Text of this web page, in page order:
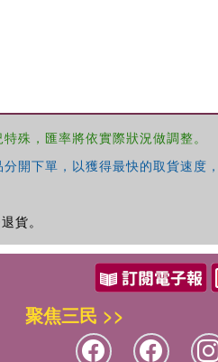
殊，匯率將依實際狀況做調整。
開下單，以獲得最快的取貨速度
貨。
聚焦三民 >>